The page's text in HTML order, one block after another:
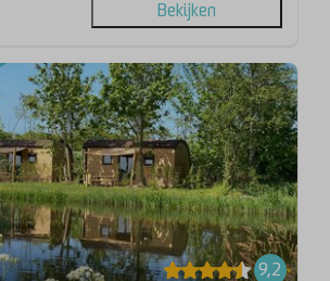
Bekijken
9,2